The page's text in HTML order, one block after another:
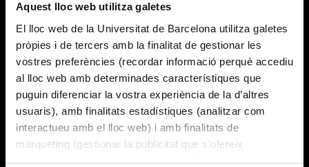
Aquest lloc web utilitza galetes
El lloc web de la Universitat de Barcelona utilitza galetes
pròpies i de tercers amb la finalitat de gestionar les
vostres preferències (recordar informació perquè accediu
al lloc web amb determinades característiques que
puguin diferenciar la vostra experiència de la d’altres
usuaris), amb finalitats estadístiques (analitzar com
interactueu amb el lloc web) i amb finalitats de
màrqueting (gestionar la publicitat que s’ofereix
adequant-la en funció dels vostres hàbits de navegació).